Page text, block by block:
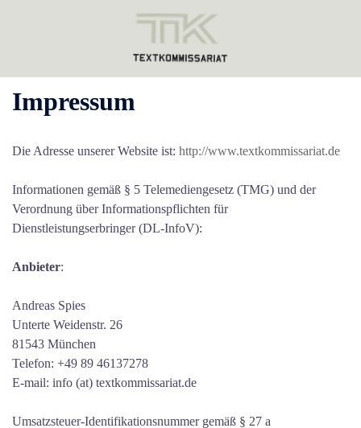
Impressum
Die Adresse unserer Website ist: http://www.textkommissariat.de
Informationen gemäß § 5 Telemediengesetz (TMG) und der
Verordnung über Informationspflichten für
Dienstleistungserbringer (DL-InfoV):
Anbieter:
Andreas Spies
Unterte Weidenstr. 26
81543 München
Telefon: +49 89 46137278
E-mail: info (at) textkommissariat.de
Umsatzsteuer-Identifikationsnummer gemäß § 27 a